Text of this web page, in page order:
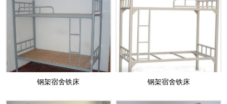
钢架宿舍铁床 钢架宿舍铁床